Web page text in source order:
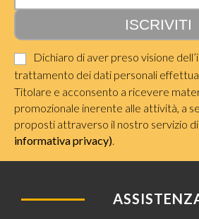
Dichiaro di aver preso visione
trattamento dei dati personali
Titolare e acconsento a ricevere
promozionale inerente alle attività, a
proposti attraverso il nostro servizio
informativa privacy).